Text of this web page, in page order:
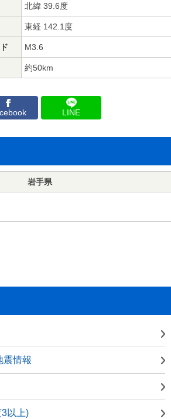
北緯 39.6度
東経 142.1度
M3.6
約50km
LINE
岩手県
震情報
以上)